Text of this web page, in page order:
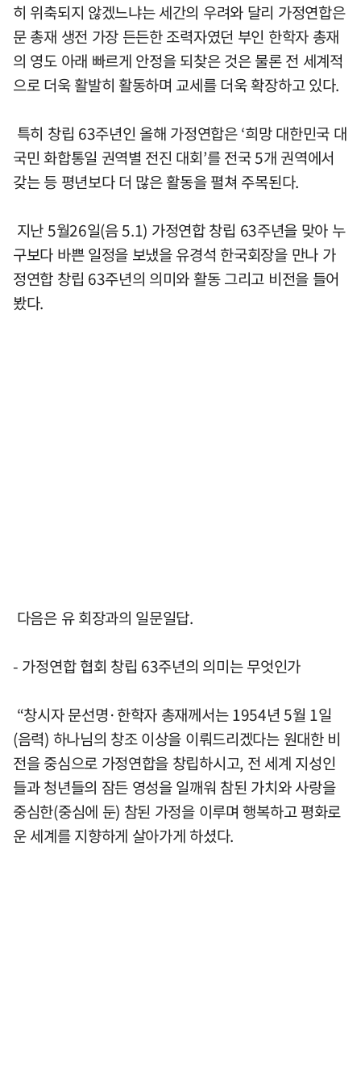
히 위축되지 않겠느냐는 세간의 우려와 달리 가정연합은
문 총재 생전 가장 든든한 조력자였던 부인 한학자 총재
의 영도 아래 빠르게 안정을 되찾은 것은 물론 전 세계적
으로 더욱 활발히 활동하며 교세를 더욱 확장하고 있다.
특히 창립 63주년인 올해 가정연합은 ‘희망 대한민국 대
국민 화합통일 권역별 전진 대회’를 전국 5개 권역에서
갖는 등 평년보다 더 많은 활동을 펼쳐 주목된다.
지난 5월26일(음 5.1) 가정연합 창립 63주년을 맞아 누
구보다 바쁜 일정을 보냈을 유경석 한국회장을 만나 가
정연합 창립 63주년의 의미와 활동 그리고 비전을 들어
봤다.
다음은 유 회장과의 일문일답.
- 가정연합 협회 창립 63주년의 의미는 무엇인가
“창시자 문선명·한학자 총재께서는 1954년 5월 1일
(음력) 하나님의 창조 이상을 이뤄드리겠다는 원대한 비
전을 중심으로 가정연합을 창립하시고, 전 세계 지성인
들과 청년들의 잠든 영성을 일깨워 참된 가치와 사랑을
중심한(중심에 둔) 참된 가정을 이루며 행복하고 평화로
운 세계를 지향하게 살아가게 하셨다.